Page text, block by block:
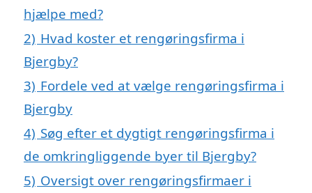
hjælpe med?
2) Hvad koster et rengøringsfirma i
Bjergby?
3) Fordele ved at vælge rengøringsfirma i
Bjergby
4) Søg efter et dygtigt rengøringsfirma i
de omkringliggende byer til Bjergby?
5) Oversigt over rengøringsfirmaer i